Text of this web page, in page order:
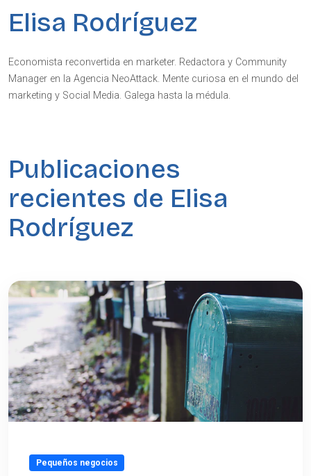
Elisa Rodríguez
Economista reconvertida en marketer. Redactora y Community
Manager en la Agencia NeoAttack. Mente curiosa en el mundo del
marketing y Social Media. Galega hasta la médula.
Publicaciones
recientes de Elisa
Rodríguez
Pequeños negocios